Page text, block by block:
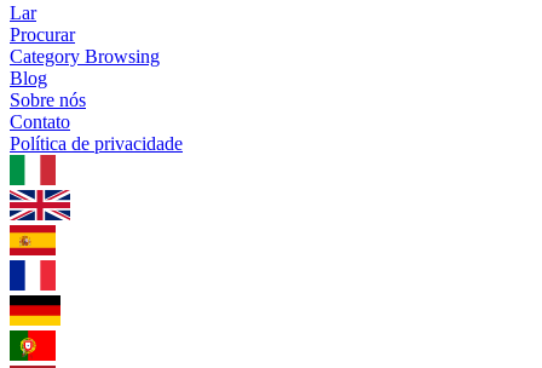
Lar
Procurar
Category Browsing
Blog
Sobre nós
Contato
Política de privacidade